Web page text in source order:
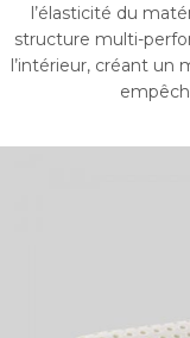
l’élasticité du
structure multi-
l’intérieur, créant un